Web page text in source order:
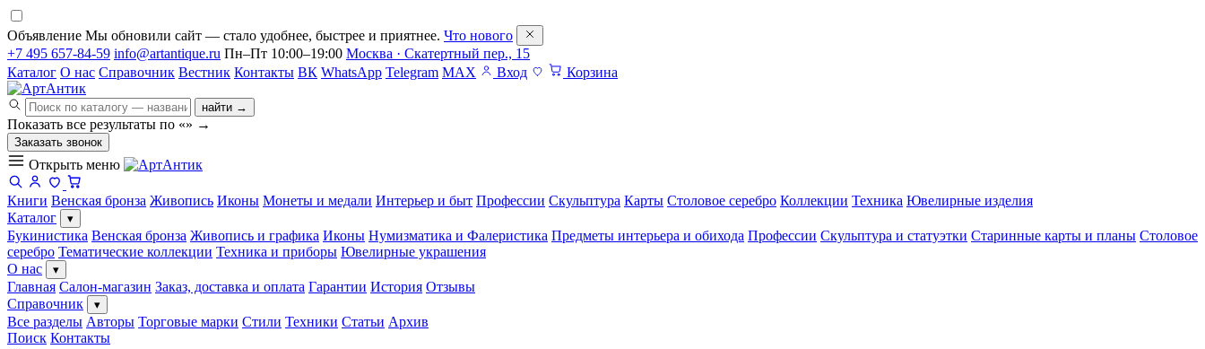
Объявление Мы обновили сайт — стало удобнее, быстрее и приятнее. Что нового
+7 495 657-84-59 info@artantique.ru Пн–Пт 10:00–19:00 Москва · Скатертный пер., 15
Каталог О нас Справочник Вестник Контакты ВК WhatsApp Telegram MAX Вход Корзина
найти →
Показать все результаты по «» →
Заказать звонок
Открыть меню
Книги Венская бронза Живопись Иконы Монеты и медали Интерьер и быт Профессии Скульптура Карты Столовое серебро Коллекции Техника Ювелирные изделия
Каталог
▾
Букинистика Венская бронза Живопись и графика Иконы Нумизматика и Фалеристика Предметы интерьера и обихода Профессии Скульптура и статуэтки Старинные карты и планы Столовое
серебро Тематические коллекции Техника и приборы Ювелирные украшения
О нас
▾
Главная Салон-магазин Заказ, доставка и оплата Гарантии История Отзывы
Справочник
▾
Все разделы Авторы Торговые марки Стили Техники Статьи Архив
Поиск Контакты